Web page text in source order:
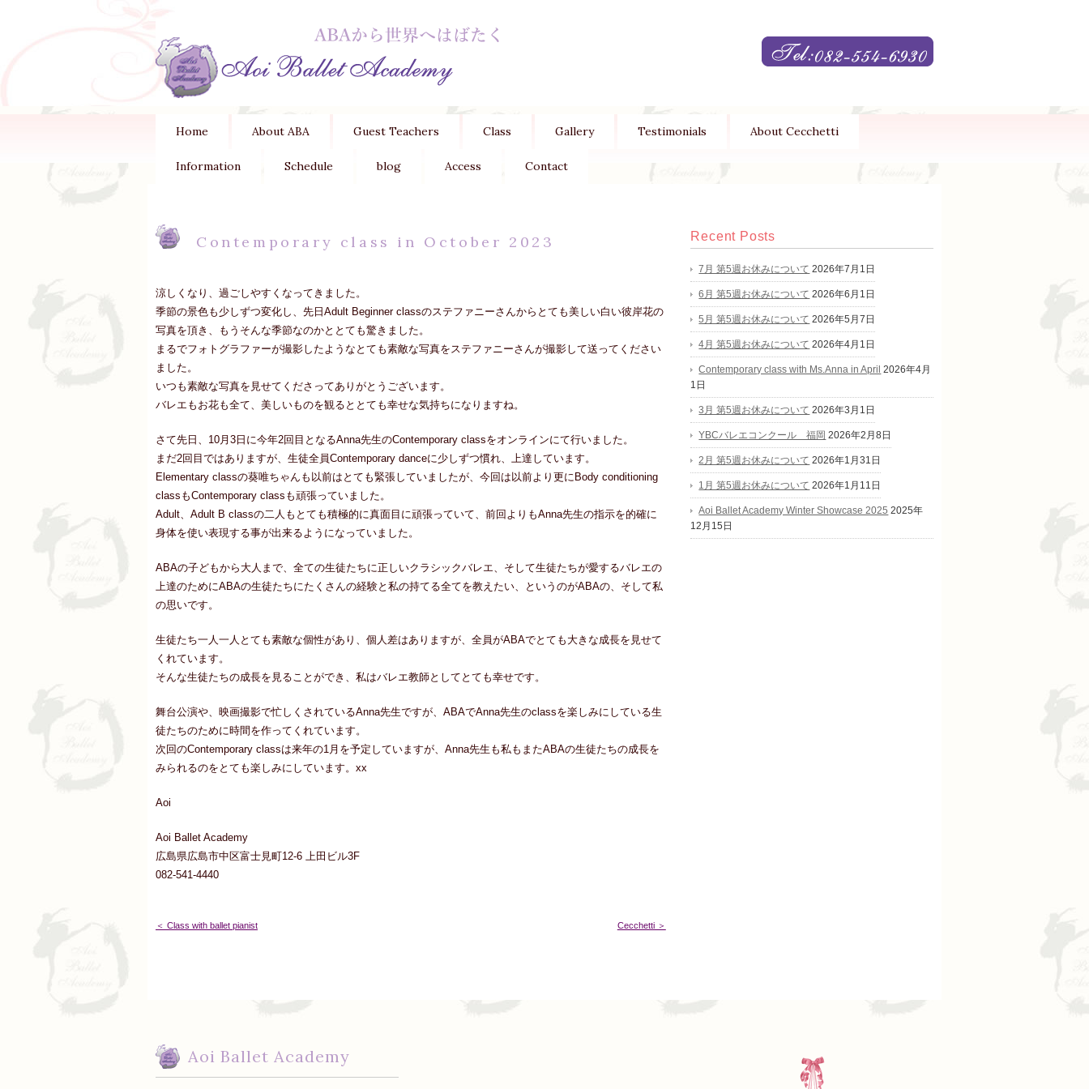
Home About ABA Guest Teachers Class Gallery Testimonials About Cecchetti
Information Schedule blog Access Contact
Contemporary class in October 2023
涼しくなり、過ごしやすくなってきました。
季節の景色も少しずつ変化し、先日Adult Beginner classのステファニーさんからとても美しい白い彼岸花の
写真を頂き、もうそんな季節なのかととても驚きました。
まるでフォトグラファーが撮影したようなとても素敵な写真をステファニーさんが撮影して送ってください
ました。
いつも素敵な写真を見せてくださってありがとうございます。
バレエもお花も全て、美しいものを観るととても幸せな気持ちになりますね。
さて先日、10月3日に今年2回目となるAnna先生のContemporary classをオンラインにて行いました。
まだ2回目ではありますが、生徒全員Contemporary danceに少しずつ慣れ、上達しています。
Elementary classの葵唯ちゃんも以前はとても緊張していましたが、今回は以前より更にBody conditioning
classもContemporary classも頑張っていました。
Adult、Adult B classの二人もとても積極的に真面目に頑張っていて、前回よりもAnna先生の指示を的確に
身体を使い表現する事が出来るようになっていました。
ABAの子どもから大人まで、全ての生徒たちに正しいクラシックバレエ、そして生徒たちが愛するバレエの
上達のためにABAの生徒たちにたくさんの経験と私の持てる全てを教えたい、というのがABAの、そして私
の思いです。
生徒たち一人一人とても素敵な個性があり、個人差はありますが、全員がABAでとても大きな成長を見せて
くれています。
そんな生徒たちの成長を見ることができ、私はバレエ教師としてとても幸せです。
舞台公演や、映画撮影で忙しくされているAnna先生ですが、ABAでAnna先生のclassを楽しみにしている生
徒たちのために時間を作ってくれています。
次回のContemporary classは来年の1月を予定していますが、Anna先生も私もまたABAの生徒たちの成長を
みられるのをとても楽しみにしています。xx
Aoi
Aoi Ballet Academy
広島県広島市中区富士見町12-6 上田ビル3F
082-541-4440
＜ Class with ballet pianist Cecchetti ＞
Recent Posts
7月 第5週お休みについて 2026年7月1日
6月 第5週お休みについて 2026年6月1日
5月 第5週お休みについて 2026年5月7日
4月 第5週お休みについて 2026年4月1日
Contemporary class with Ms.Anna in April 2026年4月
1日
3月 第5週お休みについて 2026年3月1日
YBCバレエコンクール 福岡 2026年2月8日
2月 第5週お休みについて 2026年1月31日
1月 第5週お休みについて 2026年1月11日
Aoi Ballet Academy Winter Showcase 2025 2025年
12月15日
Aoi Ballet Academy